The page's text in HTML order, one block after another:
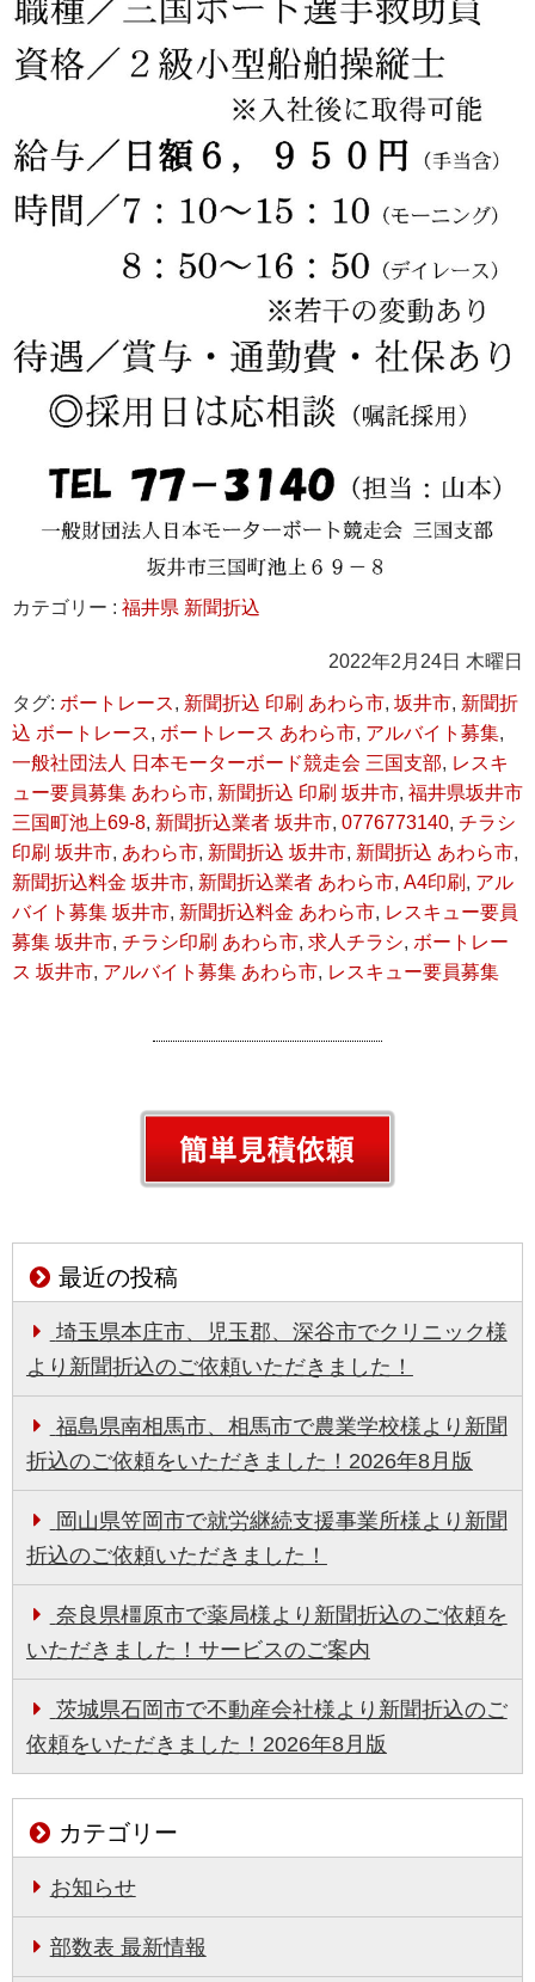
カテゴリー : 福井県 新聞折込
2022年2月24日 木曜日
タグ: ボートレース, 新聞折込 印刷 あわら市, 坂井市, 新聞折
込 ボートレース, ボートレース あわら市, アルバイト募集,
一般社団法人 日本モーターボード競走会 三国支部, レスキ
ュー要員募集 あわら市, 新聞折込 印刷 坂井市, 福井県坂井市
三国町池上69-8, 新聞折込業者 坂井市, 0776773140, チラシ
印刷 坂井市, あわら市, 新聞折込 坂井市, 新聞折込 あわら市,
新聞折込料金 坂井市, 新聞折込業者 あわら市, A4印刷 , アル
バイト募集 坂井市, 新聞折込料金 あわら市, レスキュー要員
募集 坂井市, チラシ印刷 あわら市, 求人チラシ, ボートレー
ス 坂井市, アルバイト募集 あわら市, レスキュー要員募集
最近の投稿
埼玉県本庄市、児玉郡、深谷市でクリニック様
より新聞折込のご依頼いただきました！
福島県南相馬市、相馬市で農業学校様より新聞
折込のご依頼をいただきました！2026年8月版
岡山県笠岡市で就労継続支援事業所様より新聞
折込のご依頼いただきました！
奈良県橿原市で薬局様より新聞折込のご依頼を
いただきました！サービスのご案内
茨城県石岡市で不動産会社様より新聞折込のご
依頼をいただきました！2026年8月版
カテゴリー
お知らせ
部数表 最新情報